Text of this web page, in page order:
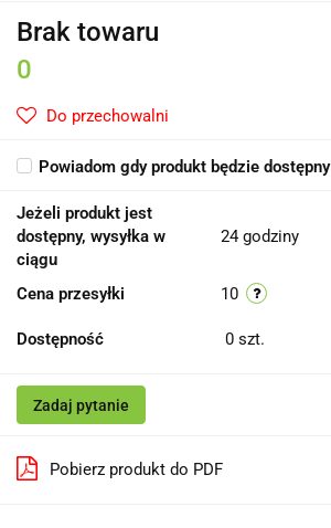
Brak towaru
0
Do przechowalni
Powiadom gdy produkt będzie dostępny
Jeżeli produkt jest
dostępny, wysyłka w
ciągu
24 godziny
Cena przesyłki 10
Dostępność 0 szt.
Zadaj pytanie
Pobierz produkt do PDF